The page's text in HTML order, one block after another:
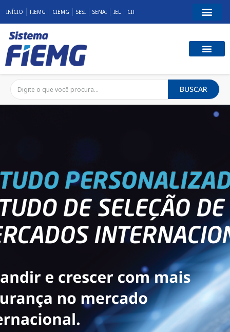
INÍCIO FIEMG CIEMG SESI SENAI IEL CIT
BUSCAR